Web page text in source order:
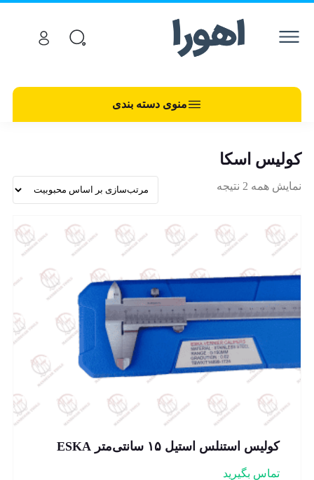
منوی دسته بندی
کولیس اسکا
نمایش همه 2 نتیجه
کولیس استنلس استیل ۱۵ سانتی‌متر ESKA
تماس بگیرید